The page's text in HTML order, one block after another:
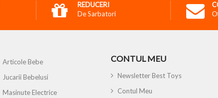
REDUCERI
De Sarbatori
Articole Bebe
Jucarii Bebelusi
Masinute Electrice
CONTUL MEU
Newsletter Best Toys
Contul Meu